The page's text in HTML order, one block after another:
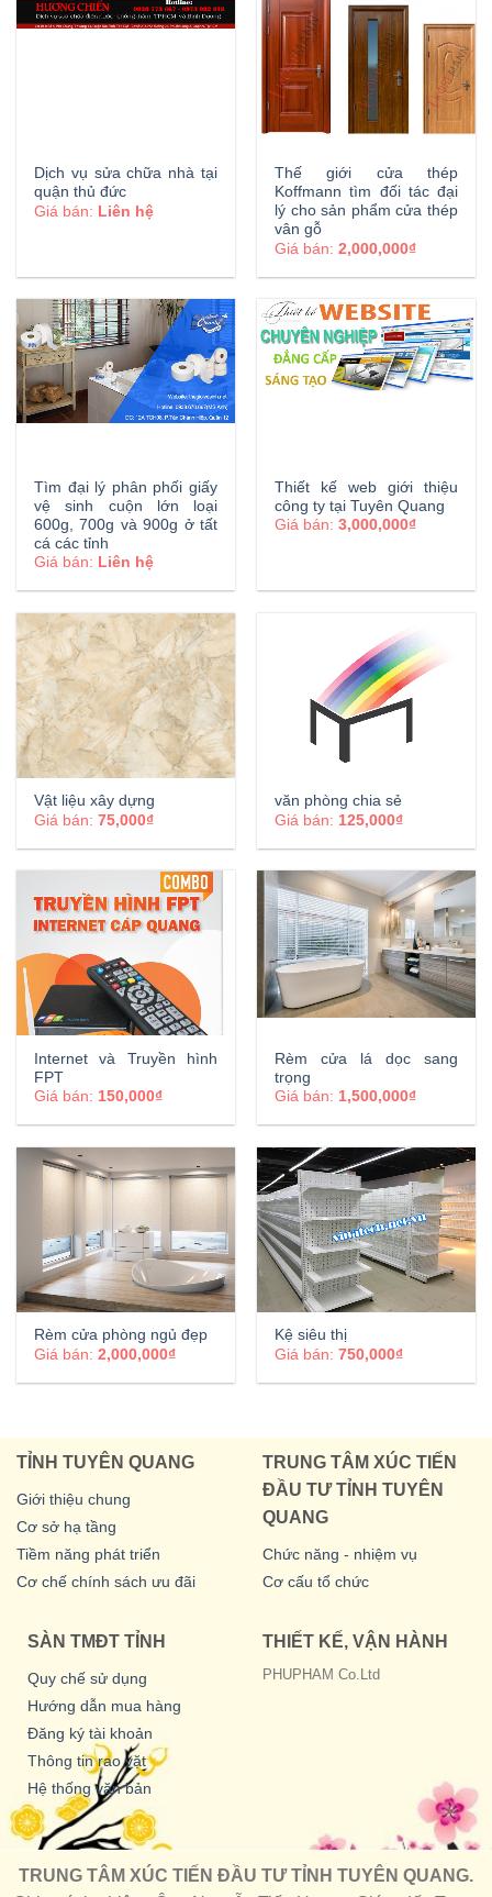
Dịch vụ sửa chữa nhà tại
quận thủ đức
Giá bán: Liên hệ
Thế giới cửa thép
Koffmann tìm đối tác đại
lý cho sản phẩm cửa thép
vân gỗ
Giá bán:2,000,000₫
Tìm đại lý phân phối giấy
vệ sinh cuộn lớn loại
600g, 700g và 900g ở tất
cá các tỉnh
Giá bán: Liên hệ
Thiết kế web giới thiệu
công ty tại Tuyên Quang
Giá bán:3,000,000₫
Vật liệu xây dựng
Giá bán:75,000₫
văn phòng chia sẻ
Giá bán: 125,000₫
Internet và Truyền hình
FPT
Giá bán: 150,000₫
Rèm cửa lá dọc sang
trọng
Giá bán: 1,500,000₫
Rèm cửa phòng ngủ đẹp
Giá bán:2,000,000₫
Kệ siêu thị
Giá bán:750,000₫
TỈNH TUYÊN QUANG
Giới thiệu chung
Cơ sở hạ tầng
Tiềm năng phát triển
Cơ chế chính sách ưu đãi
TRUNG TÂM XÚC TIẾN
ĐẦU TƯ TỈNH TUYÊN
QUANG
Chức năng - nhiệm vụ
Cơ cấu tổ chức
SÀN TMĐT TỈNH
Quy chế sử dụng
Hướng dẫn mua hàng
Đăng ký tài khoản
Thông tin rao vặt
Hệ thống văn bản
THIẾT KẾ, VẬN HÀNH
PHUPHAM Co.Ltd
TRUNG TÂM XÚC TIẾN ĐẦU TƯ TỈNH TUYÊN QUANG.